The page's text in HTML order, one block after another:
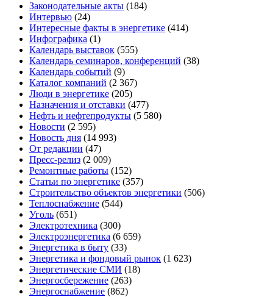
Законодательные акты (184)
Интервью (24)
Интересные факты в энергетике (414)
Инфографика (1)
Календарь выставок (555)
Календарь семинаров, конференций (38)
Календарь событий (9)
Каталог компаний (2 367)
Люди в энергетике (205)
Назначения и отставки (477)
Нефть и нефтепродукты (5 580)
Новости (2 595)
Новость дня (14 993)
От редакции (47)
Пресс-релиз (2 009)
Ремонтные работы (152)
Статьи по энергетике (357)
Строительство объектов энергетики (506)
Теплоснабжение (544)
Уголь (651)
Электротехника (300)
Электроэнергетика (6 659)
Энергетика в быту (33)
Энергетика и фондовый рынок (1 623)
Энергетические СМИ (18)
Энергосбережение (263)
Энергоснабжение (862)